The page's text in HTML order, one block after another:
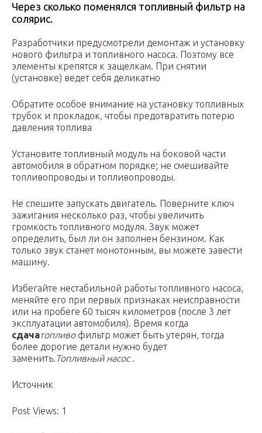
Через сколько поменялся топливный фильтр на
солярис.
Разработчики предусмотрели демонтаж и установку
нового фильтра и топливного насоса. Поэтому все
элементы крепятся к защелкам. При снятии
(установке) ведет себя деликатно
Обратите особое внимание на установку топливных
трубок и прокладок, чтобы предотвратить потерю
давления топлива
Установите топливный модуль на боковой части
автомобиля в обратном порядке; не смешивайте
топливопроводы и топливопроводы.
Не спешите запускать двигатель. Поверните ключ
зажигания несколько раз, чтобы увеличить
громкость топливного модуля. Звук может
определить, был ли он заполнен бензином. Как
только звук станет монотонным, вы можете завести
машину.
Избегайте нестабильной работы топливного насоса,
меняйте его при первых признаках неисправности
или на пробеге 60 тысяч километров (после 3 лет
эксплуатации автомобиля). Время когда
сдачатопливофильтр может быть утерян, тогда
более дорогие детали нужно будет
заменить. Топливный насос.
Источник
Post Views: 1